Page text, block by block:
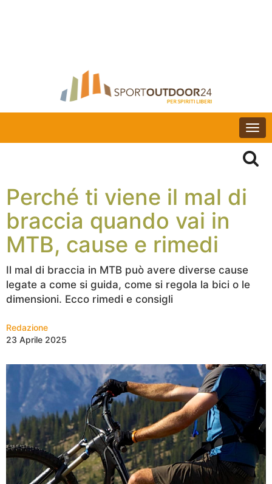
Perché ti viene il mal di
braccia quando vai in
MTB, cause e rimedi
Il mal di braccia in MTB può avere diverse cause
legate a come si guida, come si regola la bici o le
dimensioni. Ecco rimedi e consigli
Redazione
23 Aprile 2025